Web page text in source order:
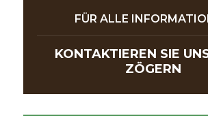
FÜR ALLE
KONTAKTIEREN SIE
ZÖGERN